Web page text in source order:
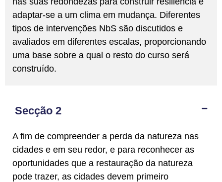
adaptar-se a um clima em mudança. Diferentes
tipos de intervenções NbS são discutidos e
avaliados em diferentes escalas, proporcionando
uma base sobre a qual o resto do curso será
construído.
Secção 2
A fim de compreender a perda da natureza nas
cidades e em seu redor, e para reconhecer as
oportunidades que a restauração da natureza
pode trazer, as cidades devem primeiro